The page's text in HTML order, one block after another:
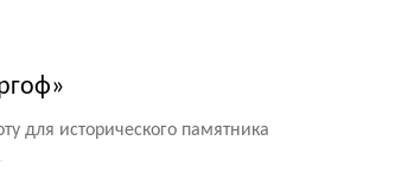
для исторического памятника